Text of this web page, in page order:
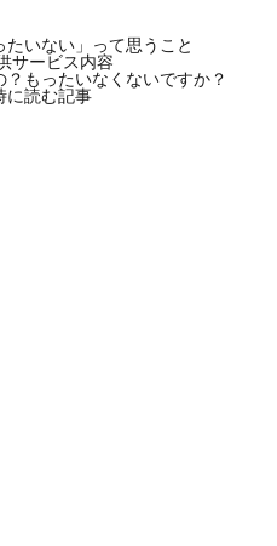
いない」って思うこと
サービス内容
もったいなくないですか？
に読む記事